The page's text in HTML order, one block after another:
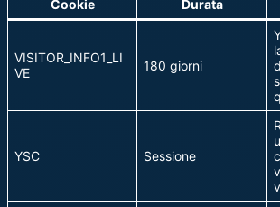
Cookie Durata
VISITOR_INFO1_LI
VE
180 giorni
YSC Sessione